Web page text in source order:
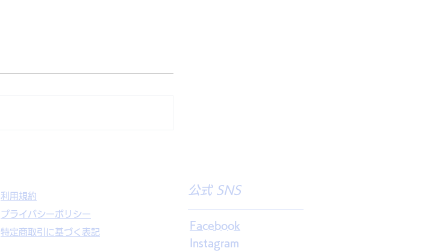
利用規約
プライバシーポリシー
特定商取引に基づく表記
公式 SNS
Facebook
Instagram